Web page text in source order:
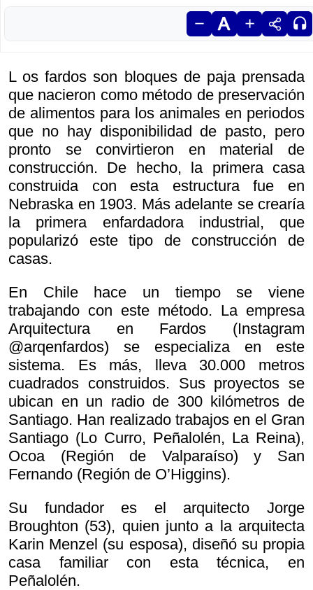
L os fardos son bloques de paja prensada
que nacieron como método de preservación
de alimentos para los animales en periodos
que no hay disponibilidad de pasto, pero
pronto se convirtieron en material de
construcción. De hecho, la primera casa
construida con esta estructura fue en
Nebraska en 1903. Más adelante se crearía
la primera enfardadora industrial, que
popularizó este tipo de construcción de
casas.
En Chile hace un tiempo se viene
trabajando con este método. La empresa
Arquitectura en Fardos (Instagram
@arqenfardos) se especializa en este
sistema. Es más, lleva 30.000 metros
cuadrados construidos. Sus proyectos se
ubican en un radio de 300 kilómetros de
Santiago. Han realizado trabajos en el Gran
Santiago (Lo Curro, Peñalolén, La Reina),
Ocoa (Región de Valparaíso) y San
Fernando (Región de O’Higgins).
Su fundador es el arquitecto Jorge
Broughton (53), quien junto a la arquitecta
Karin Menzel (su esposa), diseñó su propia
casa familiar con esta técnica, en
Peñalolén.